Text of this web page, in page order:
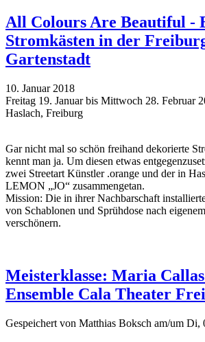
All Colours Are Beautiful -
Stromkästen in der
Gartenstadt
10. Januar 2018
Freitag 19. Januar bis Mittwoch 28. Februar
Haslach, Freiburg
Gar nicht mal so schön freihand dekorierte
kennt man ja. Um diesen etwas
zwei Streetart Künstler .orange und der in
LEMON „JO“ zusammengetan.
Mission: Die in ihrer Nachbarschaft
von Schablonen und Sprühdose nach
verschönern.
Meisterklasse: Maria
Ensemble Cala Theater
Gespeichert von Matthias Boksch am/um Di,